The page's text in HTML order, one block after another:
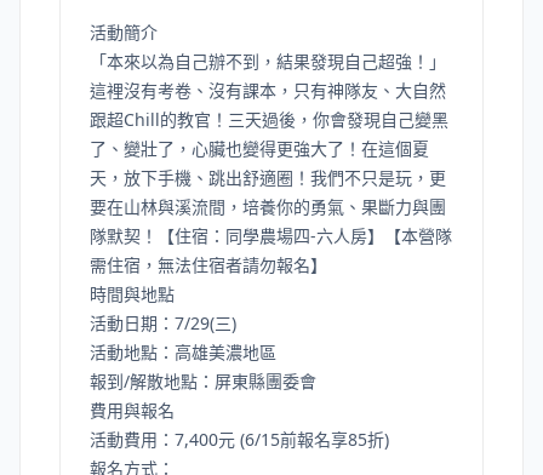
活動簡介
「本來以為自己辦不到，結果發現自己超強！」
這裡沒有考卷、沒有課本，只有神隊友、大自然
跟超Chill的教官！三天過後，你會發現自己變黑
了、變壯了，心臟也變得更強大了！在這個夏
天，放下手機、跳出舒適圈！我們不只是玩，更
要在山林與溪流間，培養你的勇氣、果斷力與團
隊默契！【住宿：同學農場四-六人房】【本營隊
需住宿，無法住宿者請勿報名】
時間與地點
活動日期：7/29(三)
活動地點：高雄美濃地區
報到/解散地點：屏東縣團委會
費用與報名
活動費用：7,400元 (6/15前報名享85折)
報名方式：